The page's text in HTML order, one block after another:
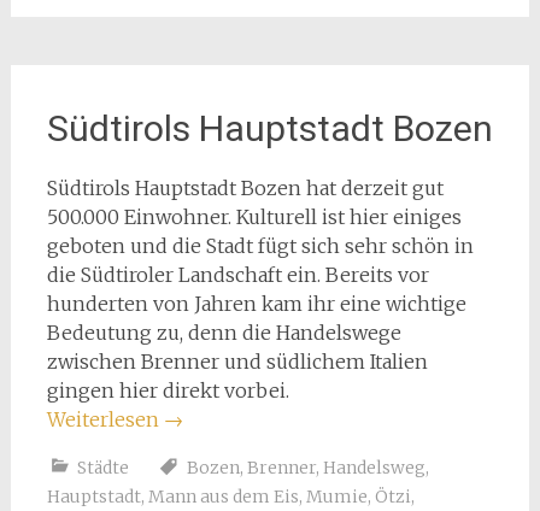
Südtirols Hauptstadt Bozen
Südtirols Hauptstadt Bozen hat derzeit gut
500.000 Einwohner. Kulturell ist hier einiges
geboten und die Stadt fügt sich sehr schön in
die Südtiroler Landschaft ein. Bereits vor
hunderten von Jahren kam ihr eine wichtige
Bedeutung zu, denn die Handelswege
zwischen Brenner und südlichem Italien
gingen hier direkt vorbei.
Weiterlesen →
Städte Bozen, Brenner, Handelsweg,
Hauptstadt, Mann aus dem Eis, Mumie, Ötzi,